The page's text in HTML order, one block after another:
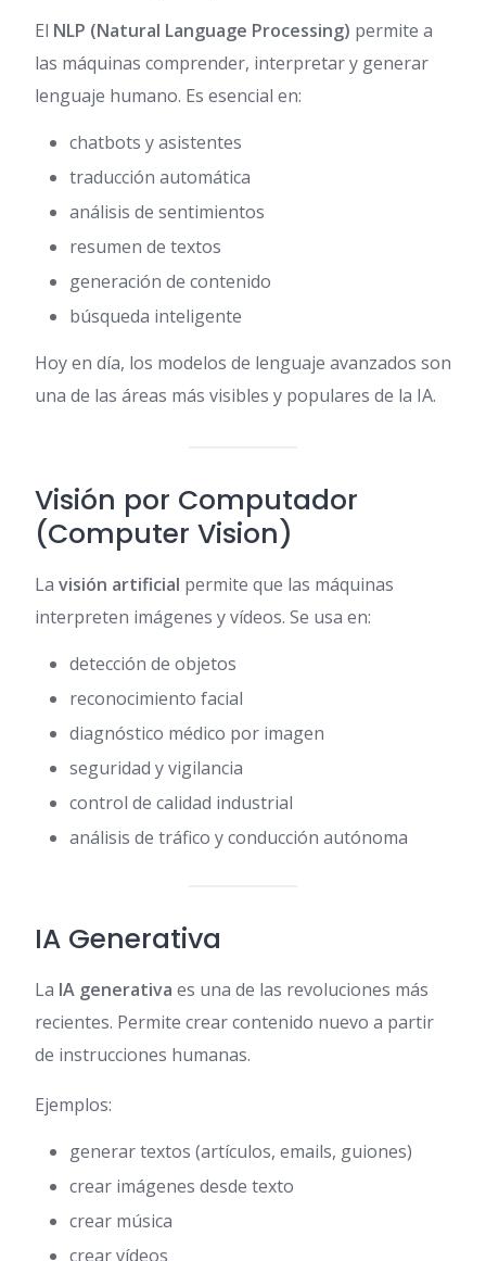
El NLP (Natural Language Processing) permite a
las máquinas comprender, interpretar y generar
lenguaje humano. Es esencial en:
chatbots y asistentes
traducción automática
análisis de sentimientos
resumen de textos
generación de contenido
búsqueda inteligente
Hoy en día, los modelos de lenguaje avanzados son
una de las áreas más visibles y populares de la IA.
Visión por Computador
(Computer Vision)
La visión artificial permite que las máquinas
interpreten imágenes y vídeos. Se usa en:
detección de objetos
reconocimiento facial
diagnóstico médico por imagen
seguridad y vigilancia
control de calidad industrial
análisis de tráfico y conducción autónoma
IA Generativa
La IA generativa es una de las revoluciones más
recientes. Permite crear contenido nuevo a partir
de instrucciones humanas.
Ejemplos:
generar textos (artículos, emails, guiones)
crear imágenes desde texto
crear música
crear vídeos